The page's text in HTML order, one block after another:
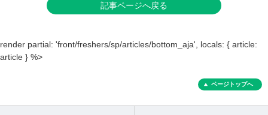
記事ページへ戻る
render partial: 'front/freshers/sp/articles/bottom_aja', locals: { article:
article } %>
ページトップへ